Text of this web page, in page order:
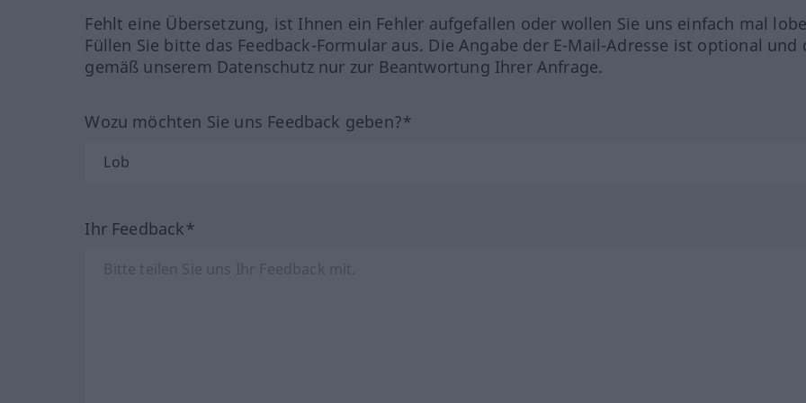
Fehlt eine Übersetzung, ist Ihnen ein Fehler aufgefallen oder wollen Sie uns einfach mal
Füllen Sie bitte das Feedback-Formular aus. Die Angabe der E-Mail-Adresse ist optional und
gemäß unserem Datenschutz nur zur Beantwortung Ihrer Anfrage.
Wozu möchten Sie uns Feedback geben?*
Ihr Feedback*